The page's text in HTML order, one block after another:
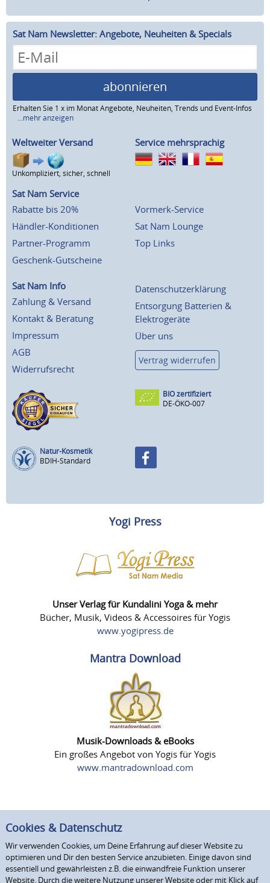
Sat Nam Newsletter: Angebote, Neuheiten & Specials
abonnieren
Erhalten Sie 1 x im Monat Angebote, Neuheiten, Trends und Event-Infos
...mehr anzeigen
Weltweiter Versand
Unkompliziert, sicher, schnell
Service mehrsprachig
Sat Nam Service
Rabatte bis 20%
Händler-Konditionen
Partner-Programm
Geschenk-Gutscheine
Vormerk-Service
Sat Nam Lounge
Top Links
Sat Nam Info
Zahlung & Versand
Kontakt & Beratung
Impressum
AGB
Widerrufsrecht
Datenschutzerklärung
Entsorgung Batterien &
Elektrogeräte
Über uns
Vertrag widerrufen
BIO zertifiziert
DE-ÖKO-007
Natur-Kosmetik
BDIH-Standard
Yogi Press
Unser Verlag für Kundalini Yoga & mehr
Bücher, Musik, Videos & Accessoires für Yogis
www.yogipress.de
Mantra Download
Musik-Downloads & eBooks
Ein großes Angebot von Yogis für Yogis
www.mantradownload.com
Cookies & Datenschutz
Wir verwenden Cookies, um Deine Erfahrung auf dieser Website zu
optimieren und Dir den besten Service anzubieten. Einige davon sind
essentiell und gewährleisten z.B. die einwandfreie Funktion unserer
Website. Durch die weitere Nutzung unserer Website oder mit Klick auf